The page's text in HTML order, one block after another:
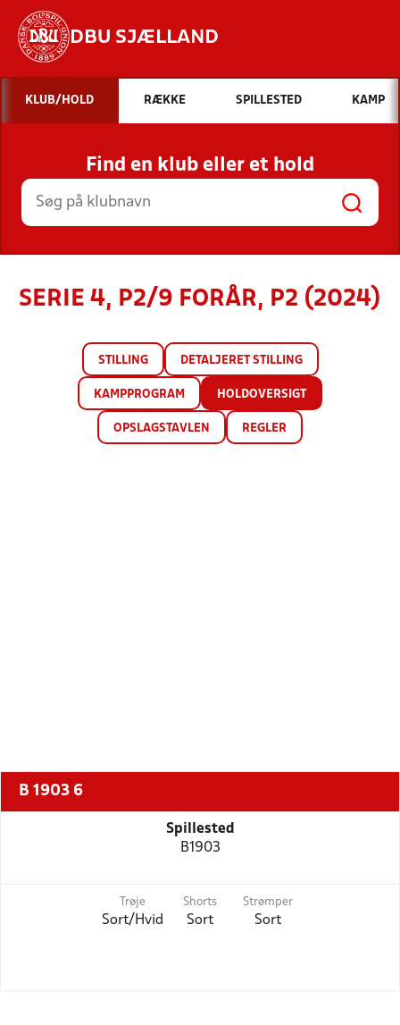
DBU SJÆLLAND
Hvad vil du søge efter?
INDHOLD OG NYHEDER
STILLINGER, RESULTATER, KLUBBER OG
HOLD
KLUB/HOLD RÆKKE SPILLESTED KAMP
Find en klub eller et hold
SERIE 4, P2/9 FORÅR, P2 (2024)
STILLING DETALJERET STILLING
KAMPPROGRAM HOLDOVERSIGT
OPSLAGSTAVLEN REGLER
B 1903 6
Spillested
B1903
Trøje
Sort/Hvid
Shorts
Sort
Strømper
Sort